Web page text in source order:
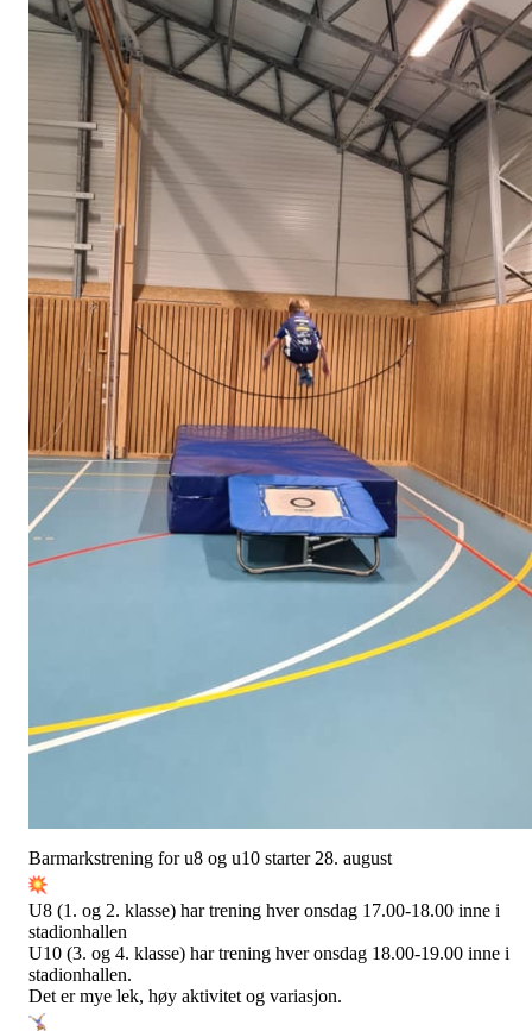
Barmarkstrening for u8 og u10 starter 28. august
U8 (1. og 2. klasse) har trening hver onsdag 17.00-18.00 inne i
stadionhallen
U10 (3. og 4. klasse) har trening hver onsdag 18.00-19.00 inne i
stadionhallen.
Det er mye lek, høy aktivitet og variasjon.